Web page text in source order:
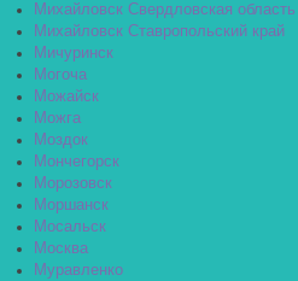
Михайловск Свердловская область
Михайловск Ставропольский край
Мичуринск
Могоча
Можайск
Можга
Моздок
Мончегорск
Морозовск
Моршанск
Мосальск
Москва
Муравленко